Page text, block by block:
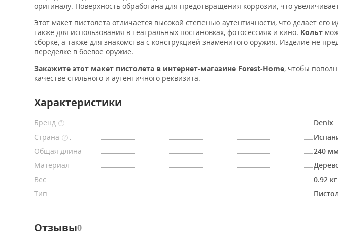
оригиналу. Поверхность обработана для предотвращения коррозии, что
Этот макет пистолета отличается высокой степенью аутентичности, что делает
также для использования в театральных постановках, фотосессиях и кино. Кольт
сборке, а также для знакомства с конструкцией знаменитого оружия. Изделие не
переделке в боевое оружие.
Закажите этот макет пистолета в интернет-магазине Forest-Home, чтобы
качестве стильного и аутентичного реквизита.
Характеристики
Бренд ?
Denix
Страна
?
Общая длина
240 мм
Материал
Вес
0.92 кг
Тип
Отзывы0